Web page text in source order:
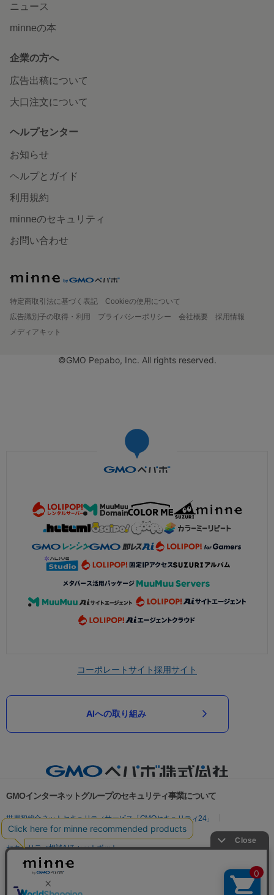
ニュース
minneの本
企業の方へ
広告出稿について
大口注文について
ヘルプセンター
お知らせ
ヘルプとガイド
利用規約
minneのセキュリティ
お問い合わせ
特定商取引法に基づく表記
Cookieの使用について
広告識別子の取得・利用
プライバシーポリシー 会社概要
採用情報
メディアキット
©GMO Pepabo, Inc. All rights reserved.
コーポレートサイト採用サイト
AIへの取り組み
GMOインターネットグループのセキュリティ事業について
世界初総合ネットセキュリティサービス「GMOセキュリティ24」
パスワード漏洩診断
Webサイトリスク診断
セキュリティ相談AIチャットボット
実在証明・盗聴対策